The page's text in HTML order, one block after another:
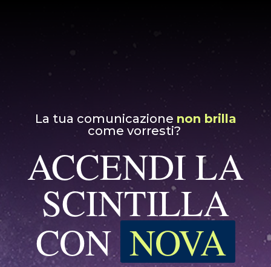
La tua comunicazione non brilla
come vorresti?
ACCENDI LA
SCINTILLA
CON NOVA